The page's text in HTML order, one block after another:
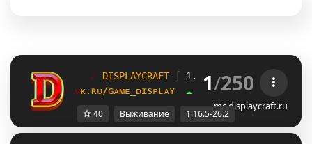
☄ DISPL AYCRAFT 1.16.5 - 26.2 ∫
ᴠᴋ.ʀᴜ/ɢᴀᴍᴇ ᴅɪѕᴘʟᴀʏ ☁ ОДИНБЛОК ⚔ ВАНИЛА
1/250
mc.displaycraft.ru
40 Выживание 1.16.5-26.2